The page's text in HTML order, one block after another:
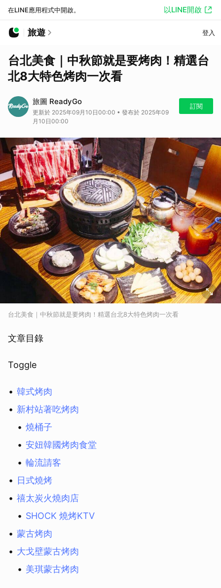
在LINE應用程式中開啟。 以LINE開啟
旅遊 登入
台北美食｜中秋節就是要烤肉！精選台
北8大特色烤肉一次看
旅圖 ReadyGo
更新於 2025年09月10日00:00 • 發布於 2025年09
月10日00:00
訂閱
台北美食｜中秋節就是要烤肉！精選台北8大特色烤肉一次看
文章目錄
Toggle
韓式烤肉
新村站著吃烤肉
燒桶子
安妞韓國烤肉食堂
輪流請客
日式燒烤
禧太炭火燒肉店
SHOCK 燒烤KTV
蒙古烤肉
大戈壁蒙古烤肉
美琪蒙古烤肉